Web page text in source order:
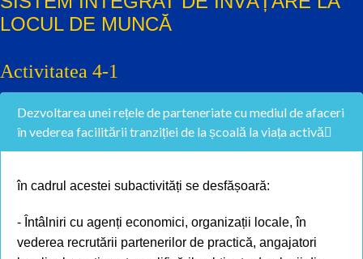
LOCUL DE MUNCĂ
Activitatea 4-1
Dezvoltarea unei rețele de parteneriate cu mediul de afaceri
în vederea facilitării tranziției de la școală la viața activă
în cadrul acestei subactivități se desfășoară:
- Întâlniri cu agenți economici, organizații locale, în
vederea recrutării partenerilor de practică, angajatori